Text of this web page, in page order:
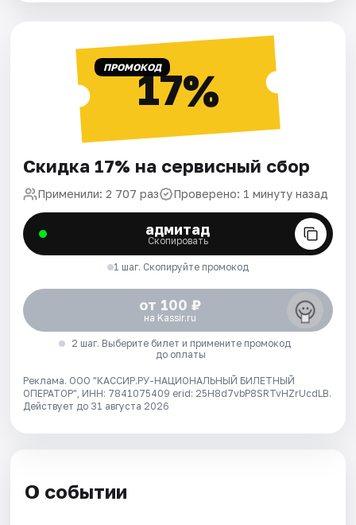
ПРОМОКОД17%
Скидка 17% на сервисный сбор
Применили: 2 707 раз Проверено: 1 минуту назад
адмитад
Скопировать
1 шаг. Скопируйте промокод
от 100 ₽
на Kassir.ru
2 шаг. Выберите билет и примените промокод
до оплаты
Реклама. ООО "КАССИР.РУ-НАЦИОНАЛЬНЫЙ БИЛЕТНЫЙ
ОПЕРАТОР", ИНН: 7841075409 erid: 25H8d7vbP8SRTvHZrUcdLB.
Действует до 31 августа 2026
О событии